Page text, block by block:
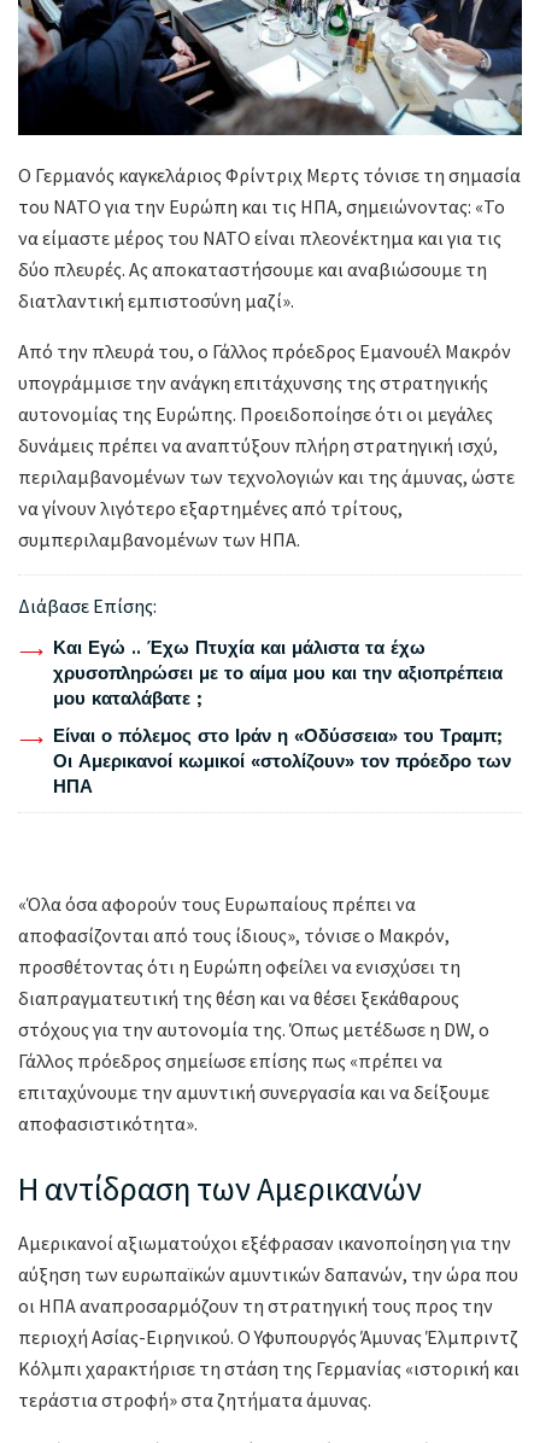
Ο Γερμανός καγκελάριος Φρίντριχ Μερτς τόνισε τη σημασία
του ΝΑΤΟ για την Ευρώπη και τις ΗΠΑ, σημειώνοντας: «Το
να είμαστε μέρος του ΝΑΤΟ είναι πλεονέκτημα και για τις
δύο πλευρές. Ας αποκαταστήσουμε και αναβιώσουμε τη
διατλαντική εμπιστοσύνη μαζί».
Από την πλευρά του, ο Γάλλος πρόεδρος Εμανουέλ Μακρόν
υπογράμμισε την ανάγκη επιτάχυνσης της στρατηγικής
αυτονομίας της Ευρώπης. Προειδοποίησε ότι οι μεγάλες
δυνάμεις πρέπει να αναπτύξουν πλήρη στρατηγική ισχύ,
περιλαμβανομένων των τεχνολογιών και της άμυνας, ώστε
να γίνουν λιγότερο εξαρτημένες από τρίτους,
συμπεριλαμβανομένων των ΗΠΑ.
Διάβασε Επίσης:
Και Εγώ .. Έχω Πτυχία και μάλιστα τα έχω
χρυσοπληρώσει με το αίμα μου και την αξιοπρέπεια
μου καταλάβατε ;
Είναι ο πόλεμος στο Ιράν η «Οδύσσεια» του Τραμπ;
Οι Αμερικανοί κωμικοί «στολίζουν» τον πρόεδρο των
ΗΠΑ
«Όλα όσα αφορούν τους Ευρωπαίους πρέπει να
αποφασίζονται από τους ίδιους», τόνισε ο Μακρόν,
προσθέτοντας ότι η Ευρώπη οφείλει να ενισχύσει τη
διαπραγματευτική της θέση και να θέσει ξεκάθαρους
στόχους για την αυτονομία της. Όπως μετέδωσε η DW, ο
Γάλλος πρόεδρος σημείωσε επίσης πως «πρέπει να
επιταχύνουμε την αμυντική συνεργασία και να δείξουμε
αποφασιστικότητα».
Η αντίδραση των Αμερικανών
Αμερικανοί αξιωματούχοι εξέφρασαν ικανοποίηση για την
αύξηση των ευρωπαϊκών αμυντικών δαπανών, την ώρα που
οι ΗΠΑ αναπροσαρμόζουν τη στρατηγική τους προς την
περιοχή Ασίας-Ειρηνικού. Ο Υφυπουργός Άμυνας Έλμπριντζ
Κόλμπι χαρακτήρισε τη στάση της Γερμανίας «ιστορική και
τεράστια στροφή» στα ζητήματα άμυνας.